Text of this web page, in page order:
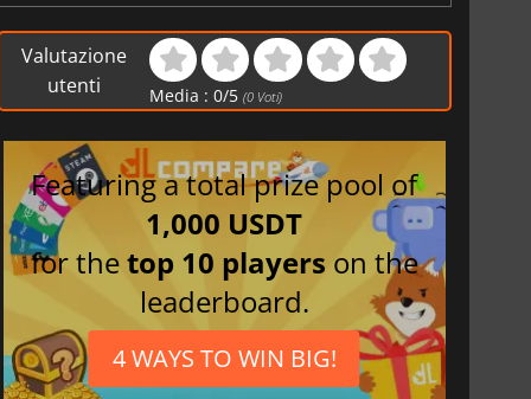
Valutazione
utenti
Media :0/5 (0 Voti)
Featuring a total prize pool of
1,000 USDT
for thetop 10 players on the
leaderboard.
4 WAYS TO WIN BIG!